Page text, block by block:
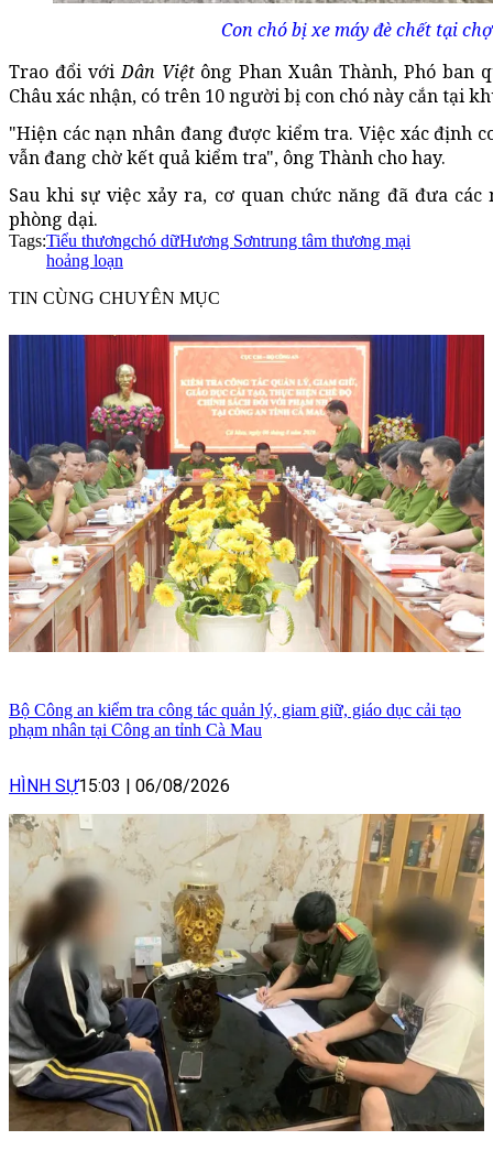
Con chó bị xe máy đè chết tại
Trao đổi vớiDân Việt ông Phan Xuân Thành, Phó
Châu xác nhận, có trên 10 người bị con chó này cắn tại
"Hiện các nạn nhân đang được kiểm tra. Việc xác định
vẫn đang chờ kết quả kiểm tra", ông Thành cho hay.
Sau khi sự việc xảy ra, cơ quan chức năng đã đưa
phòng dại.
Tags:Tiểu thươngchó dữHương Sơntrung tâm thương mại
hoảng loạn
TIN CÙNG CHUYÊN MỤC
Bộ Công an kiểm tra công tác quản lý, giam giữ, giáo dục cải tạo
phạm nhân tại Công an tỉnh Cà Mau
HÌNH SỰ15:03 06/08/2026